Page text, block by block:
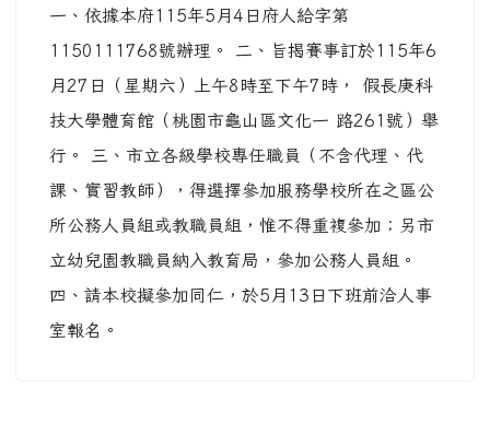
一、依據本府115年5月4日府人給字第
1150111768號辦理。 二、旨揭賽事訂於115年6
月27日（星期六）上午8時至下午7時， 假長庚科
技大學體育館（桃園市龜山區文化一 路261號）舉
行。 三、市立各級學校專任職員（不含代理、代
課、實習教師），得選擇參加服務學校所在之區公
所公務人員組或教職員組，惟不得重複參加；另市
立幼兒園教職員納入教育局，參加公務人員組。
四、請本校擬參加同仁，於5月13日下班前洽人事
室報名。